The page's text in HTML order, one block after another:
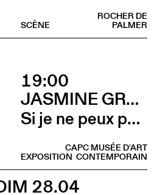
ROCHER DE
PALMER
SCÈNE
19:00
JASMINE GREGORY
Si je ne peux pas l’avoir, toi non plus (Vernissage)
CAPC MUSÉE D'ART
CONTEMPORAIN
EXPOSITION
28.04